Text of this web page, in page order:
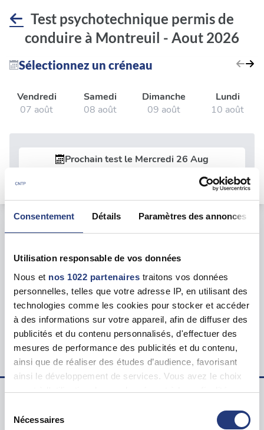
Consentement Détails Paramètres des annonces
Utilisation responsable de vos données
Nous et nos 1022 partenaires traitons vos données
personnelles, telles que votre adresse IP, en utilisant des
technologies comme les cookies pour stocker et accéder
à des informations sur votre appareil, afin de diffuser des
publicités et du contenu personnalisés, d'effectuer des
mesures de performance des publicités et du contenu,
ainsi que de réaliser des études d’audience, favorisant
ainsi le développement de services. Vous avez le choix
quant à l'utilisation de vos données et à leurs finalités.
tout moment en consultant la Déclaration relative aux
Nécessaires
Test psychotechnique permis de
conduire à Montreuil - Aout 2026
Le test psychotechnique
Tarif
123.00 €
Lieu du test psychotechnique
21 Av. Jean Moulin, 93100 Montreuil
Sélectionnez un créneau
Vendredi
07 août
Samedi
08 août
Dimanche
09 août
Lundi
10 août
Prochain test le Mercredi 26 Aug
Examen psychotechnique ? Pour qui ?